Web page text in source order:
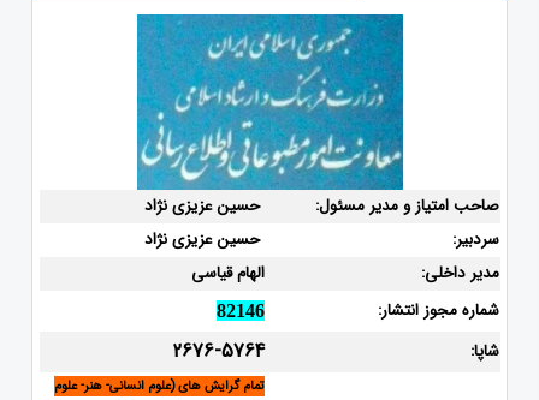
صاحب امتیاز و مدیر مسئول:
حسین عزیزی نژاد
سردبیر:
حسین عزیزی نژاد
مدیر داخلی:
الهام قیاسی
شماره مجوز انتشار:
82146
شاپا: 2676-5764
تمام گرایش های (علوم انسانی- هنر- علوم